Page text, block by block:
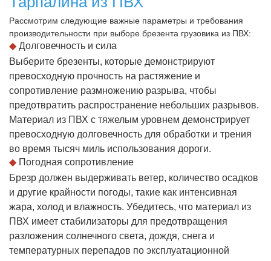
Рассмотрим следующие важные параметры и требования
производительности при выборе брезента грузовика из ПВХ:
◆ Долговечность и сила
Выберите брезенты, которые демонстрируют
превосходную прочность на растяжение и
сопротивление размножению разрыва, чтобы
предотвратить распространение небольших разрывов.
Материал из ПВХ с тяжелым уровнем демонстрирует
превосходную долговечность для обработки и трения
во время тысяч миль использования дороги.
◆ Погодная сопротивление
Брезр должен выдерживать ветер, количество осадков
и другие крайности погоды, такие как интенсивная
жара, холод и влажность. Убедитесь, что материал из
ПВХ имеет стабилизаторы для предотвращения
разложения солнечного света, дождя, снега и
температурных перепадов по эксплуатационной